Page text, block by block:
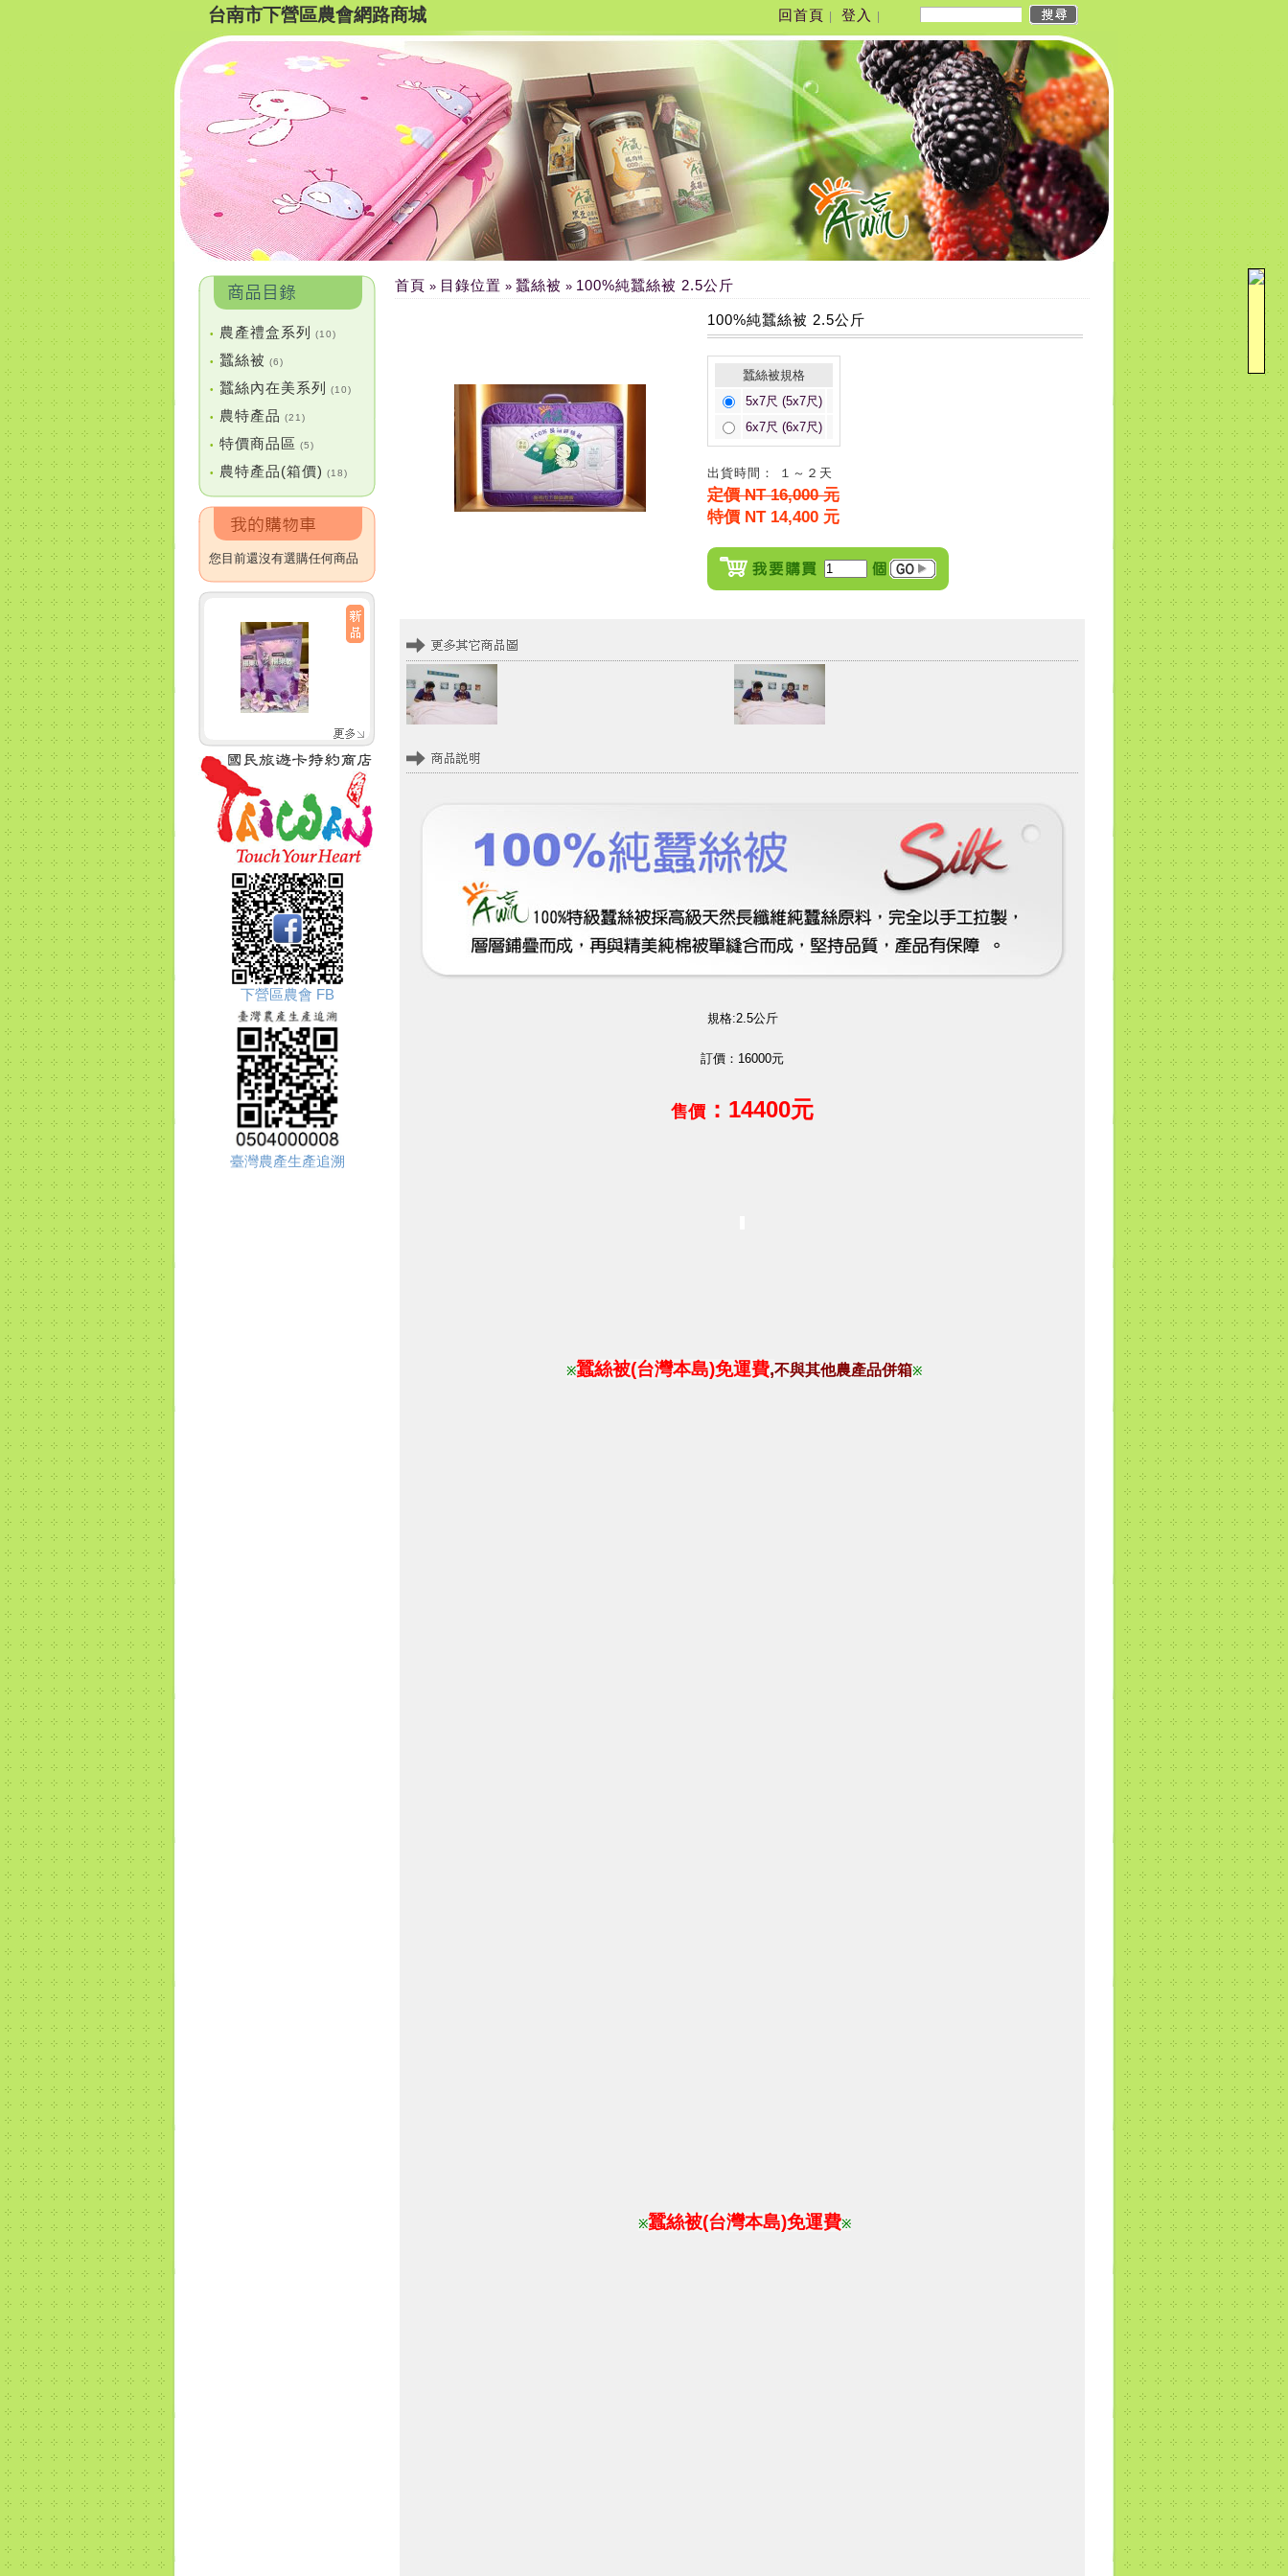
台南市下營區農會網路商城 回首頁 登入
• 農產禮盒系列 (10)
• 蠶絲被 (6)
• 蠶絲內在美系列 (10)
• 農特產品 (21)
• 特價商品區 (5)
• 農特產品(箱價) (18)
您目前還沒有選購任何商品
下營區農會 FB
臺灣農產生產追溯
首頁 » 目錄位置 » 蠶絲被 » 100%純蠶絲被 2.5公斤
100%純蠶絲被 2.5公斤
蠶絲被規格
5x7尺 (5x7尺)
6x7尺 (6x7尺)
出貨時間： １～２天
定價 NT 16,000 元
特價 NT 14,400 元
規格:2.5公斤
訂價：16000元
售價 ：14400元
※蠶絲被(台灣本島)免運費,不與其他農產品併箱※
※蠶絲被(台灣本島)免運費※